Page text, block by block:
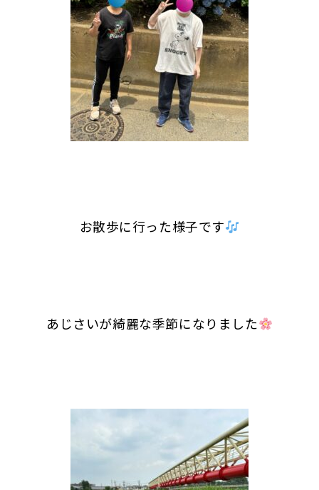
お散歩に行った様子です
あじさいが綺麗な季節になりました